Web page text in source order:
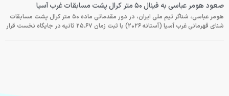
صعود هومر عباسی به فینال ۵۰ متر کرال پشت مسابقات غرب آسیا
هومر عباسی، شناگر تیم ملی ایران، در دور مقدماتی ماده ۵۰ متر کرال پشت مسابقات
شنای قهرمانی غرب آسیا (آستانه ۲۰۲۶) با ثبت زمان ۲۵.۶۷ ثانیه در جایگاه نخست قرار